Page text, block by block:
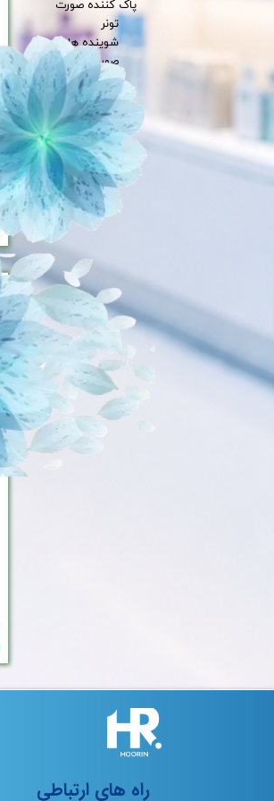
پاک کننده صورت
تونر
شوینده های
صورت
راه های ارتباطی